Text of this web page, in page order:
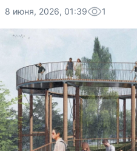
8 июня, 2026, 01:39 1